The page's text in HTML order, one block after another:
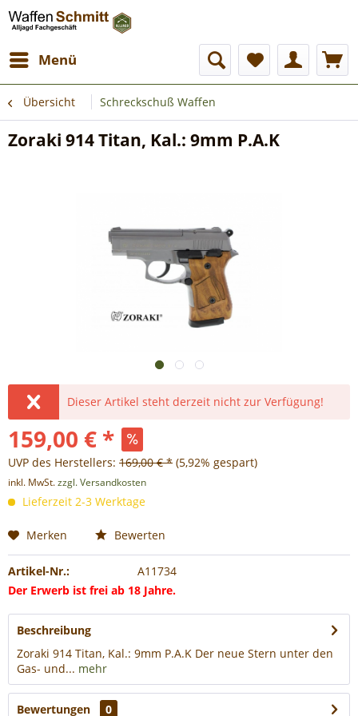
Menü
Übersicht Schreckschuß Waffen
Zoraki 914 Titan, Kal.: 9mm P.A.K
Dieser Artikel steht derzeit nicht zur Verfügung!
159,00 € *
UVP des Herstellers: 169,00 € * (5,92% gespart)
inkl. MwSt.zzgl. Versandkosten
Lieferzeit 2-3 Werktage
Merken Bewerten
Artikel-Nr.:
A11734
Der Erwerb ist frei ab 18 Jahre.
Beschreibung
Zoraki 914 Titan, Kal.: 9mm P.A.K Der neue Stern unter den
Gas- und... mehr
Bewertungen 0